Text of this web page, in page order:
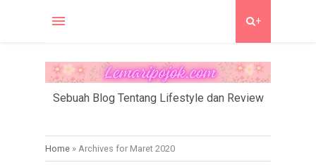
+
Sebuah Blog Tentang Lifestyle dan Review
Home » Archives for Maret 2020